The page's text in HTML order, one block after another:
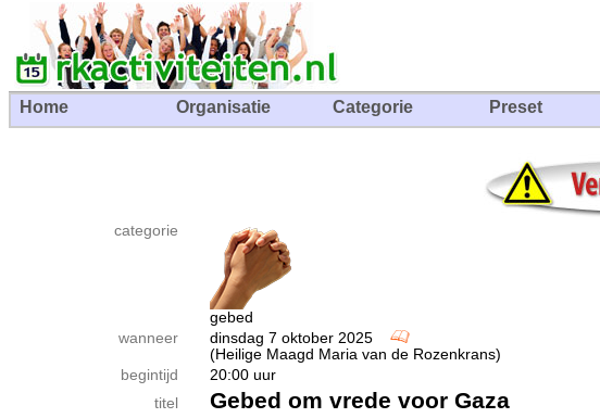
Home Organisatie Categorie Preset
categorie
gebed
wanneer
dinsdag 7 oktober 2025
(Heilige Maagd Maria van de Rozenkrans)
begintijd
20:00 uur
titel
Gebed om vrede voor Gaza